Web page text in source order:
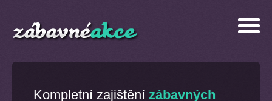
Kompletní zajištění zábavných